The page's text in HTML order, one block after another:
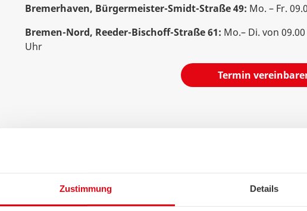
Zustimmung Details
Bremerhaven, Bürgermeister-Smidt-Straße 49: Mo. – Fr.
Bremen-Nord, Reeder-Bischoff-Straße 61: Mo.– Di. von
Uhr
Termin
FAQ